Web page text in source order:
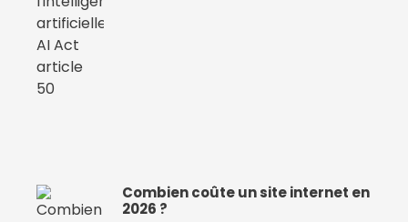
Combien coûte un site internet en
2026 ?